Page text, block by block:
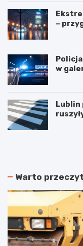
–
w
Lublin
N
o
ł
a
d
y
P
j
p
o
ż
a
Warto